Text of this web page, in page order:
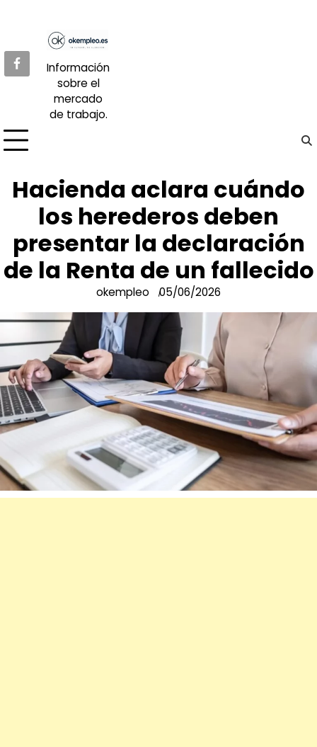
Información
sobre el
mercado
de trabajo.
Hacienda aclara cuándo
los herederos deben
presentar la declaración
de la Renta de un fallecido
okempleo 05/06/2026